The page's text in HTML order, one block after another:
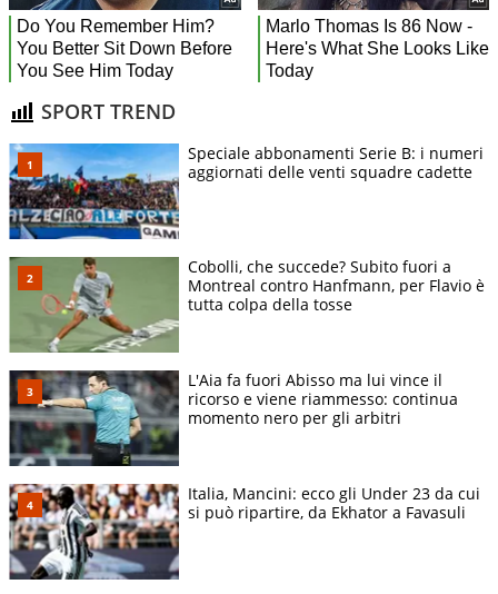
SPORT TREND
Speciale abbonamenti Serie B: i numeri
aggiornati delle venti squadre cadette
Cobolli, che succede? Subito fuori a
Montreal contro Hanfmann, per Flavio è
tutta colpa della tosse
L'Aia fa fuori Abisso ma lui vince il
ricorso e viene riammesso: continua
momento nero per gli arbitri
Italia, Mancini: ecco gli Under 23 da cui
si può ripartire, da Ekhator a Favasuli